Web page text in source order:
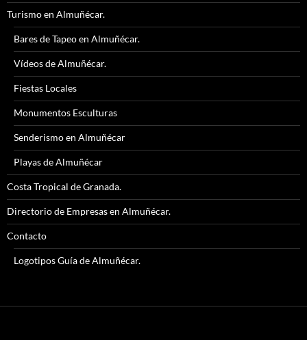
Turismo en Almuñécar.
Bares de Tapeo en Almuñécar.
Vídeos de Almuñécar.
Fiestas Locales
Monumentos Esculturas
Senderismo en Almuñécar
Playas de Almuñécar
Costa Tropical de Granada.
Directorio de Empresas en Almuñécar.
Contacto
Logotipos Guía de Almuñécar.